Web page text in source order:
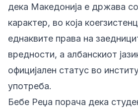
дека Македонија е држава
карактер, во која
еднаквите права на
вредности, а албанскиот
официјален статус во
употреба.
Бебе Реџа порача дека